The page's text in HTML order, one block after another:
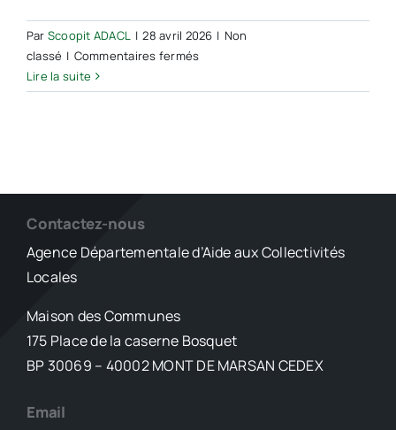
Par Scoopit ADACL | 28 avril 2026 | Non
classé | Commentaires ferméssur
–
maître
cas
les
études
Lire la suite
Contactez-nous
Agence Départementale d’Aide aux Collectivités
Locales
Maison des Communes
175 Place de la caserne Bosquet
BP 30069 – 40002 MONT DE MARSAN CEDEX
Email